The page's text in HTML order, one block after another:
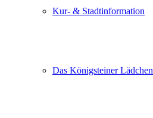
Kur- & Stadtinformation
Das Königsteiner Lädchen